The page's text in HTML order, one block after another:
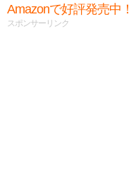
Amazonで好評発売中！
スポンサーリンク